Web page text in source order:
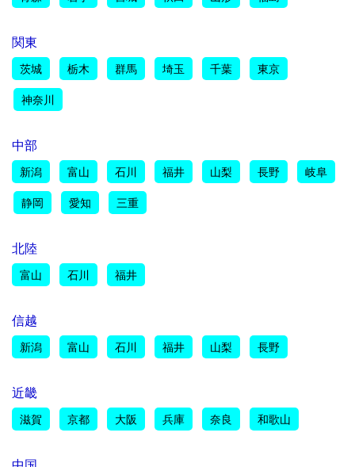
関東
茨城 栃木 群馬 埼玉 千葉 東京
神奈川
中部
新潟 富山 石川 福井 山梨 長野 岐阜
静岡 愛知 三重
北陸
富山 石川 福井
信越
新潟 富山 石川 福井 山梨 長野
近畿
滋賀 京都 大阪 兵庫 奈良 和歌山